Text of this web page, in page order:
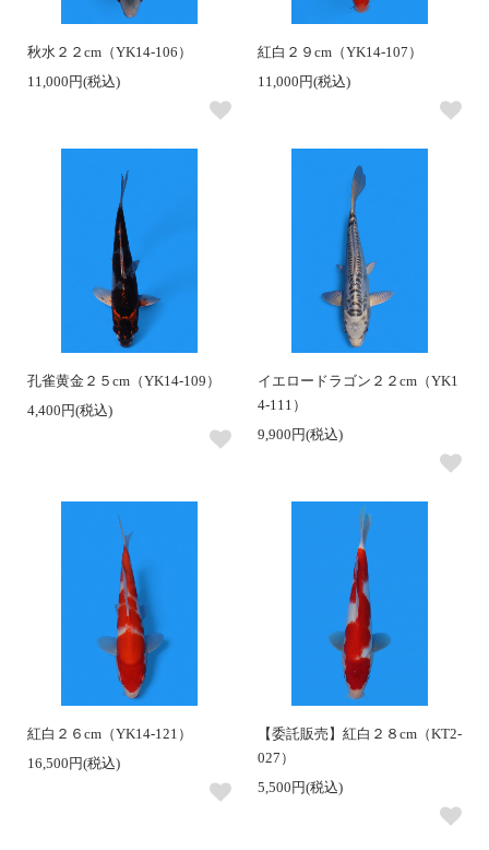
秋水２２cm（YK14-106）
11,000円(税込)
紅白２９cm（YK14-107）
11,000円(税込)
孔雀黄金２５cm（YK14-109）
4,400円(税込)
イエロードラゴン２２cm（YK1
4-111）
9,900円(税込)
紅白２６cm（YK14-121）
16,500円(税込)
【委託販売】紅白２８cm（KT2-
027）
5,500円(税込)